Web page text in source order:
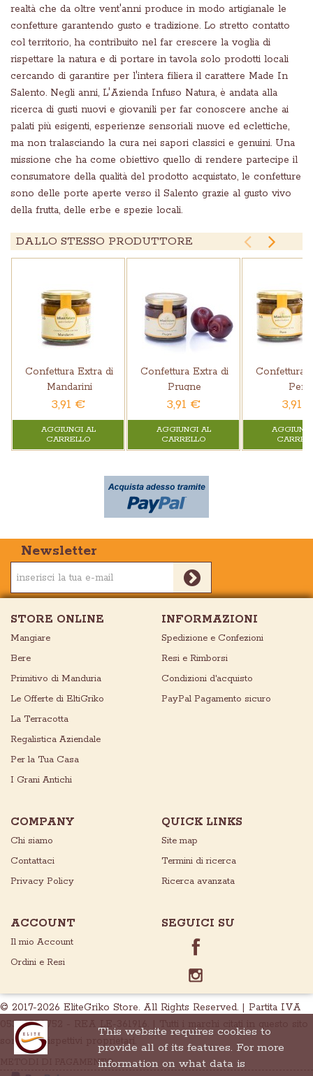
realtà che da oltre vent'anni produce in modo artigianale le
confetture garantendo gusto e tradizione. Lo stretto contatto
col territorio, ha contribuito nel far crescere la voglia di
rispettare la natura e di portare in tavola solo prodotti locali
cercando di garantire per l'intera filiera il carattere Made In
Salento. Negli anni, L'Azienda Infuso Natura, è andata alla
ricerca di gusti nuovi e giovanili per far conoscere anche ai
palati più esigenti, esperienze sensoriali nuove ed eclettiche,
ma non tralasciando la cura nei sapori classici e genuini. Una
missione che ha come obiettivo quello di rendere partecipe il
consumatore della qualità del prodotto acquistato, le confetture
sono delle porte aperte verso il Salento grazie al gusto vivo
della frutta, delle erbe e spezie locali.
DALLO STESSO PRODUTTORE  
Confettura Extra di
Mandarini
3,91 €
AGGIUNGI AL
CARRELLO
Confettura Extra di
Prugne
3,91 €
AGGIUNGI AL
CARRELLO
Confettura
Pere
3,91
Newsletter
STORE ONLINE
Mangiare
Bere
Primitivo di Manduria
Le Offerte di EltiGriko
La Terracotta
Regalistica Aziendale
Per la Tua Casa
I Grani Antichi
INFORMAZIONI
Spedizione e Confezioni
Resi e Rimborsi
Condizioni d'acquisto
PayPal Pagamento sicuro
COMPANY
Chi siamo
Contattaci
Privacy Policy
QUICK LINKS
Site map
Termini di ricerca
Ricerca avanzata
ACCOUNT
Il mio Account
Ordini e Resi
SEGUICI SU
© 2017-2026 EliteGriko Store. All Rights Reserved. | Partita IVA
05369950752 - REA LE-361916. | Tutti i marchi citati in questo sito
sono dei rispettivi proprietari.
METODI DI PAGAMENTO
This website requires cookies to
provide all of its features. For more
information on what data is